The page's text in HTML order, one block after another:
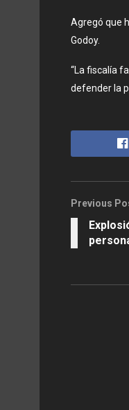
Agregó que
Godoy.
“La fiscalía
defender la
Previous